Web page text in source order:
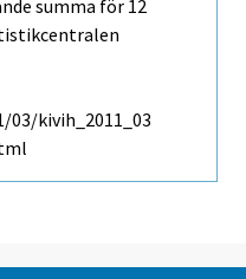
summa för 12
kivih_2011_03